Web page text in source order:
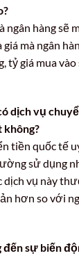
ngân hàng sẽ
giá mà ngân
tỷ giá mua
dịch vụ
tiền quốc tế
sử dụng
dịch vụ này
hơn so với
sự biến